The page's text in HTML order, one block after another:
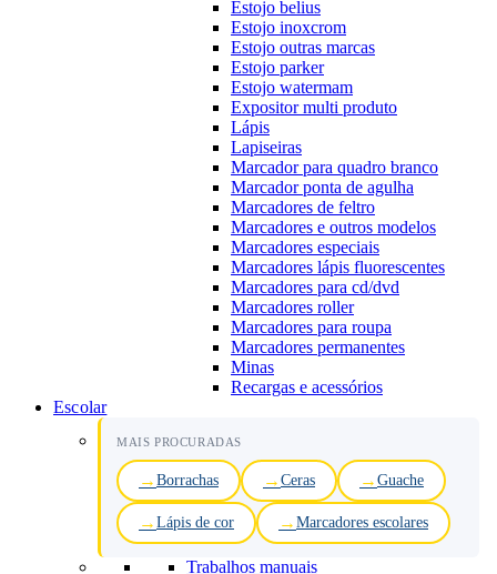
Estojo belius
Estojo inoxcrom
Estojo outras marcas
Estojo parker
Estojo watermam
Expositor multi produto
Lápis
Lapiseiras
Marcador para quadro branco
Marcador ponta de agulha
Marcadores de feltro
Marcadores e outros modelos
Marcadores especiais
Marcadores lápis fluorescentes
Marcadores para cd/dvd
Marcadores roller
Marcadores para roupa
Marcadores permanentes
Minas
Recargas e acessórios
Escolar
MAIS PROCURADAS
Borrachas Ceras Guache
Lápis de cor Marcadores escolares
Trabalhos manuais